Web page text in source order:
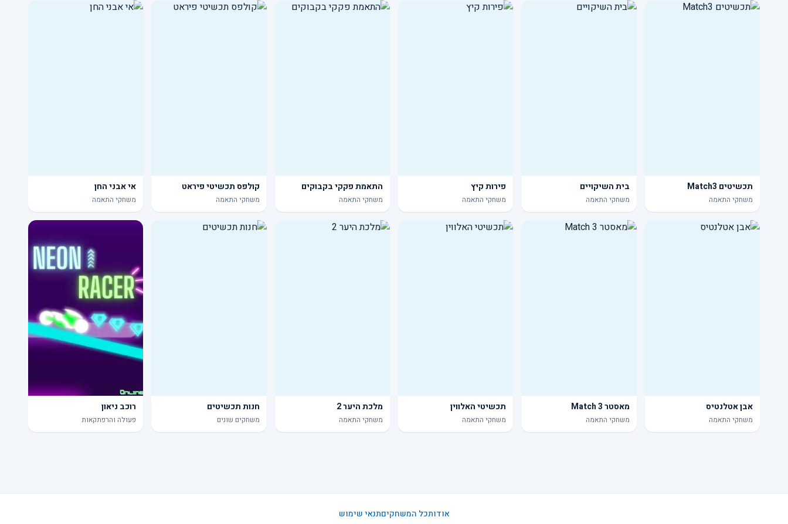
תכשיטים Match3
משחקי התאמה
בית השיקויים
משחקי התאמה
פירות קיץ
משחקי התאמה
התאמת פקקי בקבוקים
משחקי התאמה
קולפס תכשיטי פיראט
משחקי התאמה
אי אבני החן
משחקי התאמה
אבן אטלנטיס
משחקי התאמה
מאסטר Match 3
משחקי התאמה
תכשיטי האלווין
משחקי התאמה
מלכת היער 2
משחקי התאמה
חנות תכשיטים
משחקים שונים
רוכב ניאון
פעולה והרפתקאות
אודותכל המשחקיםתנאי שימוש